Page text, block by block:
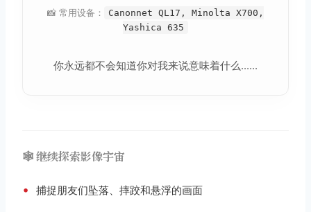
📸 常用设备：
Canonnet QL17, Minolta X700,
Yashica 635
你永远都不会知道你对我来说意味着什么......
🕸️ 继续探索影像宇宙
• 捕捉朋友们坠落、摔跤和悬浮的画面